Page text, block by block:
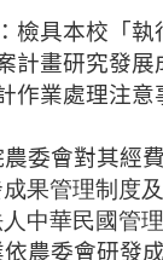
檢具本校「
計畫研究發
作業處理注意
農委會對其經
果管理制度
中華民國管
農委會研發